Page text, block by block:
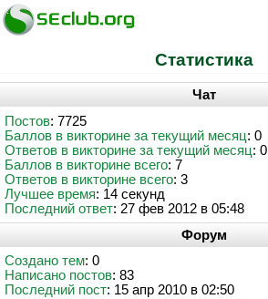
Статистика
Чат
Постов: 7725
Баллов в викторине за текущий месяц: 0
Ответов в викторине за текущий месяц: 0
Баллов в викторине всего: 7
Ответов в викторине всего: 3
Лучшее время: 14 секунд
Последний ответ: 27 фев 2012 в 05:48
Форум
Создано тем: 0
Написано постов: 83
Последний пост: 15 апр 2010 в 02:50